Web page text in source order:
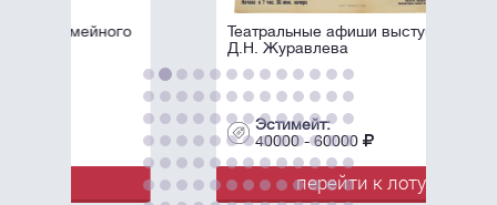
Театральные афиши выступлений
Д.Н. Журавлева
Эстимейт:
40000 - 60000
перейти к лоту